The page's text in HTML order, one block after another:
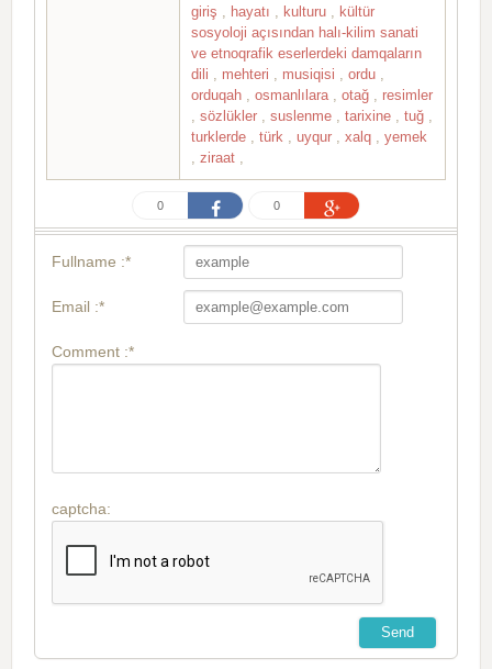
giriş
hayatı kulturu
kültür
sosyoloji açısından halı-kilim sanati
ve etnoqrafik eserlerdeki damqaların
dili
mehteri musiqisi ordu
orduqah
osmanlılara otağ
resimler
sözlükler suslenme tarixine tuğ
turklerde
türk uyqur xalq
yemek
ziraat
0 0
Fullname :*
Email :*
Comment :*
captcha: